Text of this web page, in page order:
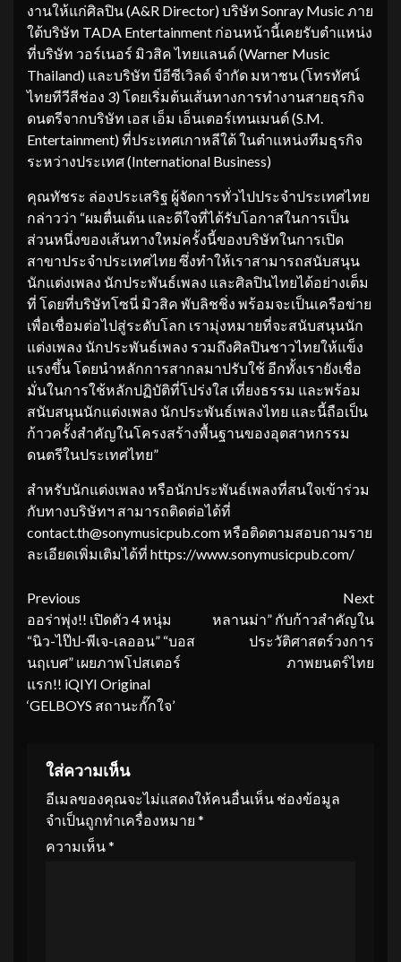
งานให้แก่ศิลปิน (A&R Director) บริษัท Sonray Music ภาย
ใต้บริษัท TADA Entertainment ก่อนหน้านี้เคยรับตำแหน่ง
ที่บริษัท วอร์เนอร์ มิวสิค ไทยแลนด์ (Warner Music
Thailand) และบริษัท บีอีซีเวิลด์ จำกัด มหาชน (โทรทัศน์
ไทยทีวีสีช่อง 3) โดยเริ่มต้นเส้นทางการทำงานสายธุรกิจ
ดนตรีจากบริษัท เอส เอ็ม เอ็นเตอร์เทนเมนต์ (S.M.
Entertainment) ที่ประเทศเกาหลีใต้ ในตำแหน่งทีมธุรกิจ
ระหว่างประเทศ (International Business)
คุณทัชระ ล่องประเสริฐ ผู้จัดการทั่วไปประจำประเทศไทย
กล่าวว่า “ผมตื่นเต้น และดีใจที่ได้รับโอกาสในการเป็น
ส่วนหนึ่งของเส้นทางใหม่ครั้งนี้ของบริษัทในการเปิด
สาขาประจำประเทศไทย ซึ่งทำให้เราสามารถสนับสนุน
นักแต่งเพลง นักประพันธ์เพลง และศิลปินไทยได้อย่างเต็ม
ที่ โดยที่บริษัทโซนี่ มิวสิค พับลิชชิ่ง พร้อมจะเป็นเครือข่าย
เพื่อเชื่อมต่อไปสู่ระดับโลก เรามุ่งหมายที่จะสนับสนุนนัก
แต่งเพลง นักประพันธ์เพลง รวมถึงศิลปินชาวไทยให้แข็ง
แรงขึ้น โดยนำหลักการสากลมาปรับใช้ อีกทั้งเรายังเชื่อ
มั่นในการใช้หลักปฏิบัติที่โปร่งใส เที่ยงธรรม และพร้อม
สนับสนุนนักแต่งเพลง นักประพันธ์เพลงไทย และนี้ถือเป็น
ก้าวครั้งสำคัญในโครงสร้างพื้นฐานของอุตสาหกรรม
ดนตรีในประเทศไทย”
สำหรับนักแต่งเพลง หรือนักประพันธ์เพลงที่สนใจเข้าร่วม
กับทางบริษัทฯ สามารถติดต่อได้ที่
contact.th@sonymusicpub.com หรือติดตามสอบถามราย
ละเอียดเพิ่มเติมได้ที่ https://www.sonymusicpub.com/
Continue
Reading
Previous
ออร่าพุ่ง!! เปิดตัว 4 หนุ่ม
“นิว-ไป๊ป-พีเจ-เลออน” “บอส
นฤเบศ” เผยภาพโปสเตอร์
แรก!! iQIYI Original
‘GELBOYS สถานะกั๊กใจ’
Next
หลานม่า” กับก้าวสำคัญใน
ประวัติศาสตร์วงการ
ภาพยนตร์ไทย
ใส่ความเห็น
อีเมลของคุณจะไม่แสดงให้คนอื่นเห็น ช่องข้อมูล
จำเป็นถูกทำเครื่องหมาย *
ความเห็น*